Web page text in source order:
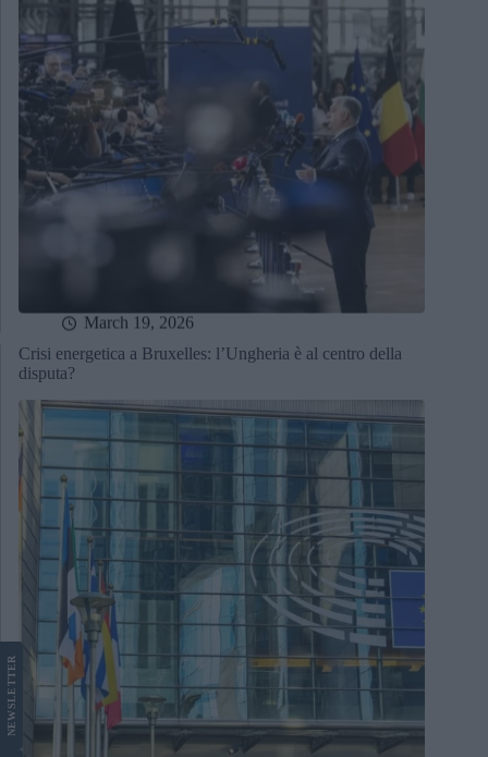
March 19, 2026
Crisi energetica a Bruxelles: l’Ungheria è al centro della
disputa?
NEWS
LETTER